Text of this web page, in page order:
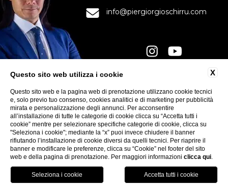
info@piergiorgioschirru.com
PRIVACY
COOKIE
ACCESSIBILITÀ
X
Questo sito web utilizza i cookie
Questo sito web e la pagina web di prenotazione utilizzano cookie tecnici
e, solo previo tuo consenso, cookies analitici e di marketing per pubblicità
mirata e personalizzazione degli annunci. Per acconsentire
all’installazione di tutte le categorie di cookie clicca su “Accetta tutti i
cookie” mentre per selezionare specifiche categorie di cookie, clicca su
"Seleziona i cookie"; mediante la “x” puoi invece chiudere il banner
rifiutando l’installazione di cookie diversi da quelli tecnici. Per riaprire il
banner e modificare le preferenze, clicca su “Cookie” nel footer del sito
web e della pagina di prenotazione. Per maggiori informazioni clicca qui.